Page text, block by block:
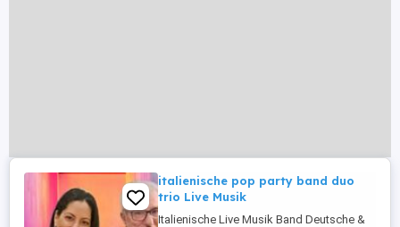
italienische pop party band duo
trio Live Musik
Italienische Live Musik Band Deutsche &